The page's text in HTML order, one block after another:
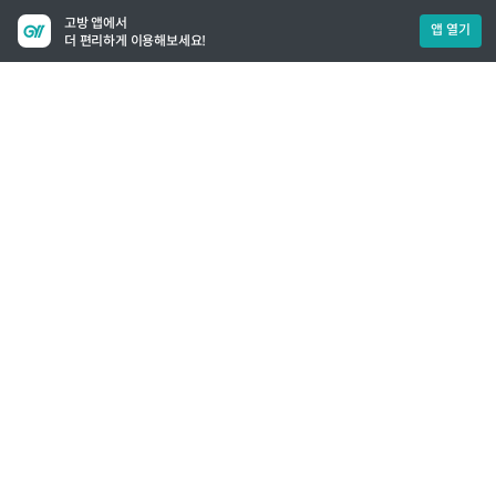
고방 앱에서
더 편리하게 이용해보세요!
앱 열기